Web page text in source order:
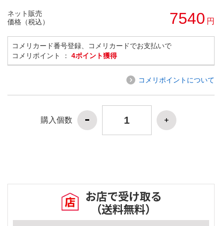
ネット販売
価格（税込）
7540 円
コメリカード番号登録、コメリカードでお支払いで
コメリポイント ： 4ポイント獲得
コメリポイントについて
購入個数
お店で受け取る
（送料無料）